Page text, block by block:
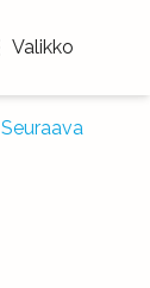
Valikko
Seuraava